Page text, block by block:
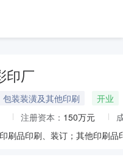
印厂
包装装潢及其他印刷
开业
注册资本： 150万元
刷品印刷、装订；其他印刷